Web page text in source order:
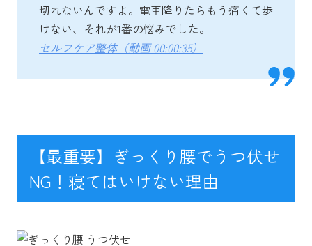
切れないんですよ。電車降りたらもう痛くて歩
けない、それが1番の悩みでした。
セルフケア整体（動画 00:00:35）
【最重要】ぎっくり腰でうつ伏せ
NG！寝てはいけない理由